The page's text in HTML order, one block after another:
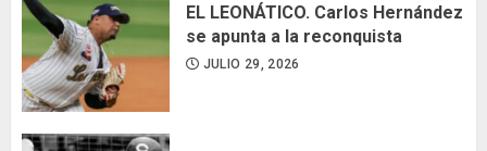
EL LEONÁTICO. Carlos Hernández
se apunta a la reconquista
JULIO 29, 2026